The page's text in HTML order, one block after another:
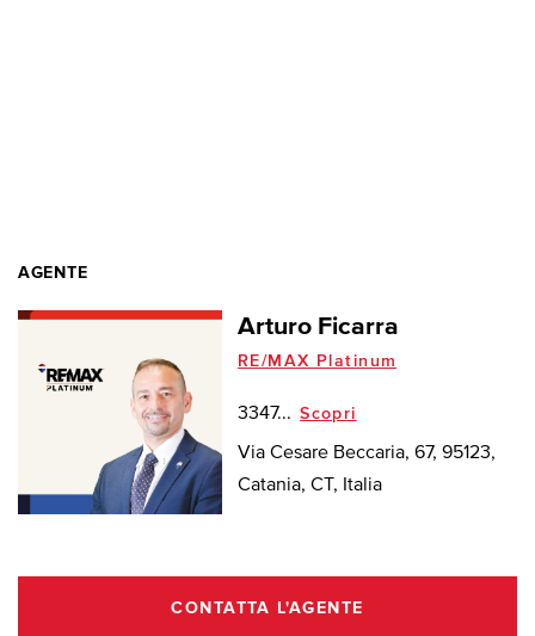
AGENTE
Arturo Ficarra
RE/MAX Platinum
3347... Scopri
Via Cesare Beccaria, 67, 95123,
Catania, CT, Italia
CONTATTA L'AGENTE